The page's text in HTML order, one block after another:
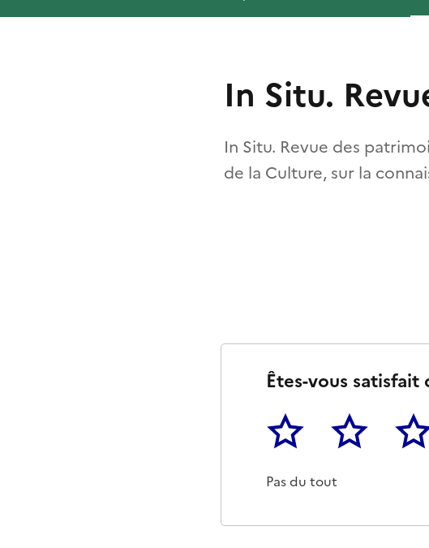
In Situ.
In Situ. Revue des
de la Culture, sur la
Êtes-vous satisfait
1
Pas du tout
2 3